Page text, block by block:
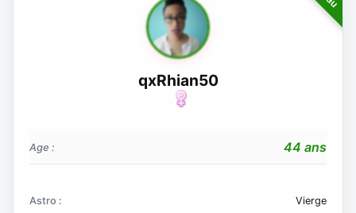
qxRhian50
Age : 44 ans
Astro : Vierge